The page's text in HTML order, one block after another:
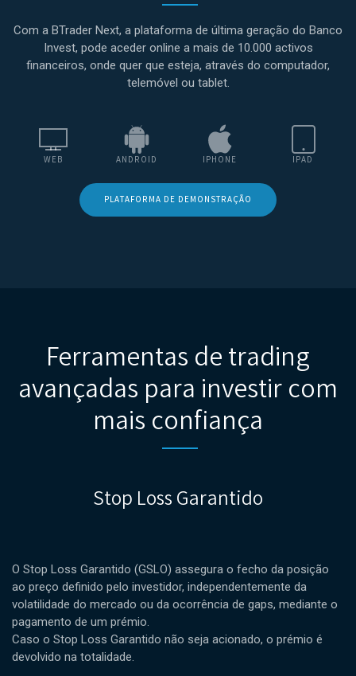
Com a BTrader Next, a plataforma de última geração do Banco
Invest, pode aceder online a mais de 10.000 activos
financeiros, onde quer que esteja, através do computador,
telemóvel ou tablet.
WEB ANDROID IPHONE IPAD
PLATAFORMA DE DEMONSTRAÇÃO
Ferramentas de trading
avançadas para investir com
mais confiança
Stop Loss Garantido
O Stop Loss Garantido (GSLO) assegura o fecho da posição
ao preço definido pelo investidor, independentemente da
volatilidade do mercado ou da ocorrência de gaps, mediante o
pagamento de um prémio.
Caso o Stop Loss Garantido não seja acionado, o prémio é
devolvido na totalidade.